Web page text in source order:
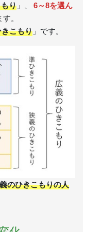
り 」、
6～8を選ん
。
こもり 」です。
のひきこもりの人